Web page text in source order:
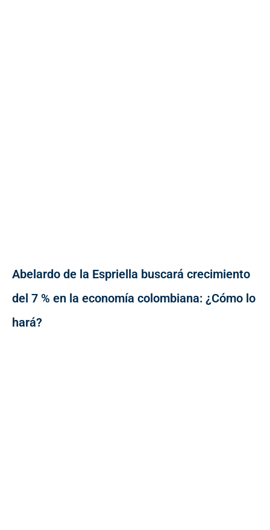
Abelardo de la Espriella buscará crecimiento
del 7 % en la economía colombiana: ¿Cómo lo
hará?